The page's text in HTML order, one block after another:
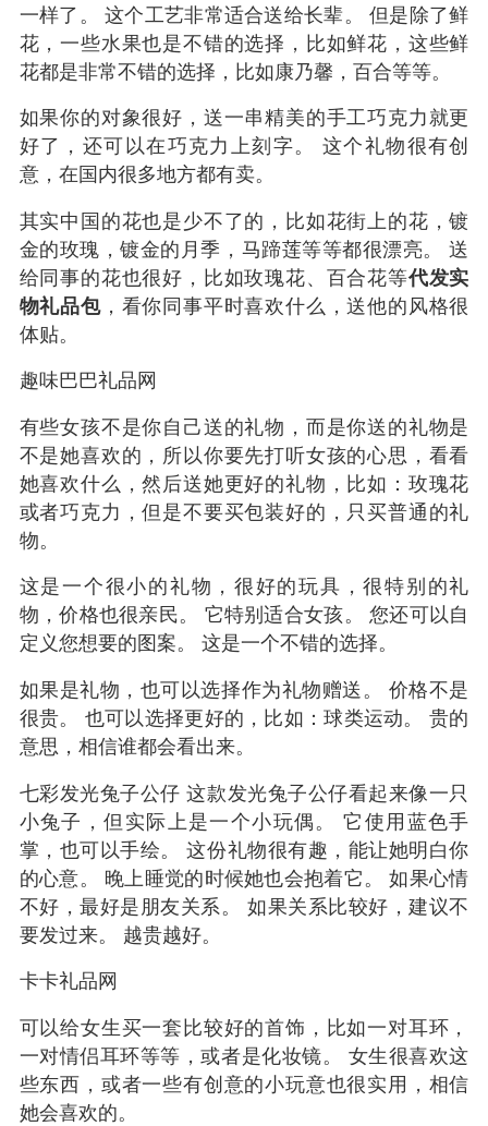
一样了。 这个工艺非常适合送给长辈。 但是除了鲜
花，一些水果也是不错的选择，比如鲜花，这些鲜
花都是非常不错的选择，比如康乃馨，百合等等。
如果你的对象很好，送一串精美的手工巧克力就更
好了，还可以在巧克力上刻字。 这个礼物很有创
意，在国内很多地方都有卖。
其实中国的花也是少不了的，比如花街上的花，镀
金的玫瑰，镀金的月季，马蹄莲等等都很漂亮。 送
给同事的花也很好，比如玫瑰花、百合花等代发实
物礼品包，看你同事平时喜欢什么，送他的风格很
体贴。
趣味巴巴礼品网
有些女孩不是你自己送的礼物，而是你送的礼物是
不是她喜欢的，所以你要先打听女孩的心思，看看
她喜欢什么，然后送她更好的礼物，比如：玫瑰花
或者巧克力，但是不要买包装好的，只买普通的礼
物。
这是一个很小的礼物，很好的玩具，很特别的礼
物，价格也很亲民。 它特别适合女孩。 您还可以自
定义您想要的图案。 这是一个不错的选择。
如果是礼物，也可以选择作为礼物赠送。 价格不是
很贵。 也可以选择更好的，比如：球类运动。 贵的
意思，相信谁都会看出来。
七彩发光兔子公仔 这款发光兔子公仔看起来像一只
小兔子，但实际上是一个小玩偶。 它使用蓝色手
掌，也可以手绘。 这份礼物很有趣，能让她明白你
的心意。 晚上睡觉的时候她也会抱着它。 如果心情
不好，最好是朋友关系。 如果关系比较好，建议不
要发过来。 越贵越好。
卡卡礼品网
可以给女生买一套比较好的首饰，比如一对耳环，
一对情侣耳环等等，或者是化妆镜。 女生很喜欢这
些东西，或者一些有创意的小玩意也很实用，相信
她会喜欢的。